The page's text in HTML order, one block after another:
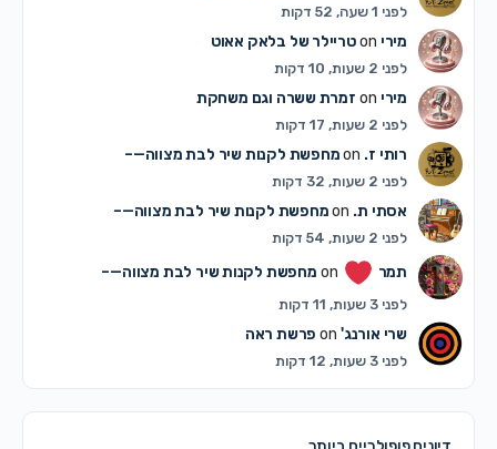
לפני 1 שעה, 52 דקות
מיריon טריילר של בלאק אאוט
לפני 2 שעות, 10 דקות
מיריon זמרת ששרה וגם משחקת
לפני 2 שעות, 17 דקות
רותי ז.on מחפשת לקנות שיר לבת מצווה—–
לפני 2 שעות, 32 דקות
אסתי ת.on מחפשת לקנות שיר לבת מצווה—–
לפני 2 שעות, 54 דקות
תמר on מחפשת לקנות שיר לבת מצווה—–
לפני 3 שעות, 11 דקות
שרי אורנג'on פרשת ראה
לפני 3 שעות, 12 דקות